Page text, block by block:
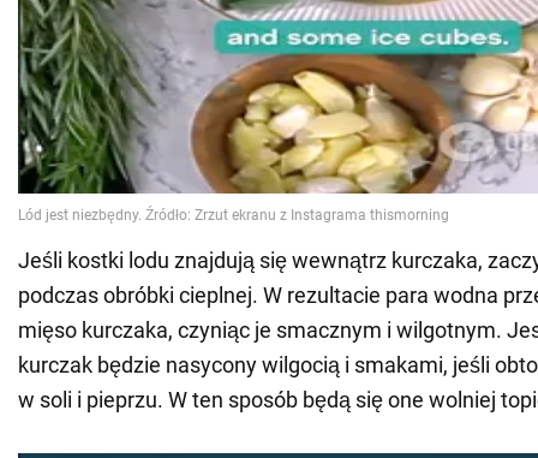
Jeśli kostki lodu znajdują się wewnątrz kurczaka,
podczas obróbki cieplnej. W rezultacie para wodna
mięso kurczaka, czyniąc je smacznym i wilgotnym.
kurczak będzie nasycony wilgocią i smakami, jeśli
w soli i pieprzu. W ten sposób będą się one wolniej